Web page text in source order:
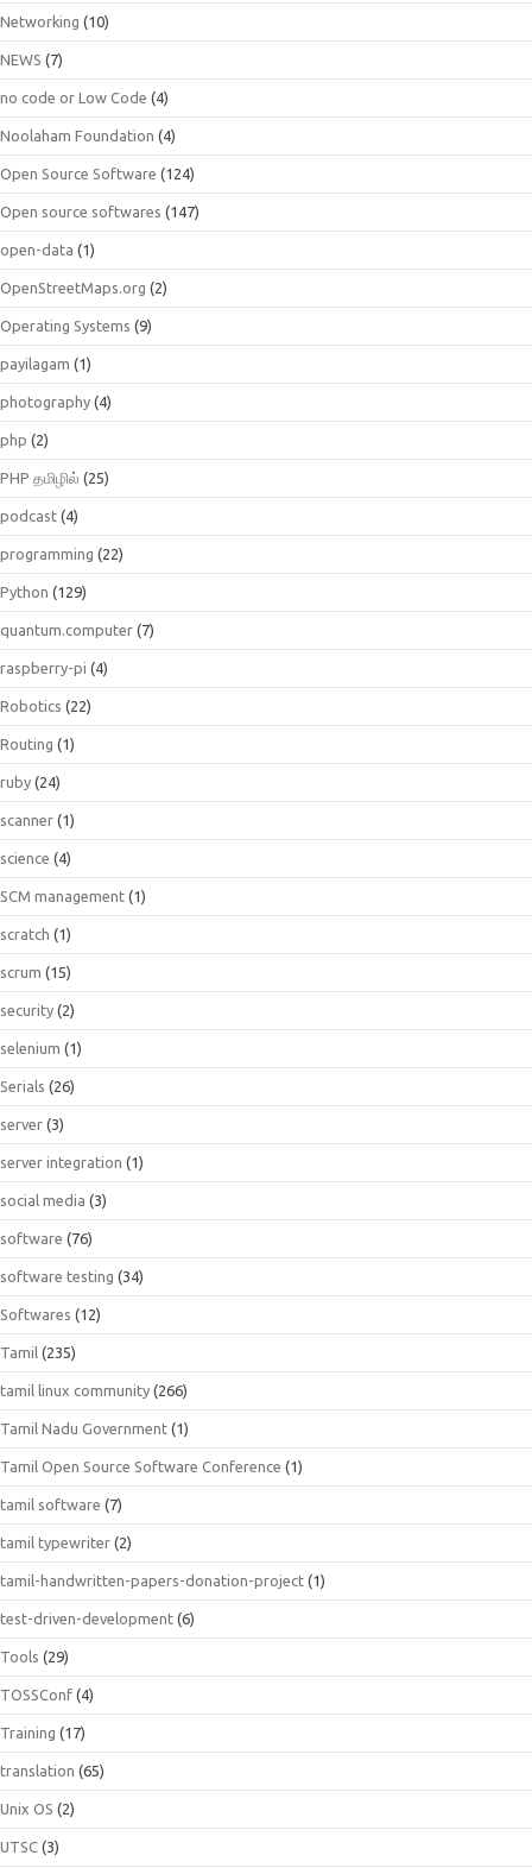
Networking (10)
NEWS (7)
no code or Low Code (4)
Noolaham Foundation (4)
Open Source Software (124)
Open source softwares (147)
open-data (1)
OpenStreetMaps.org (2)
Operating Systems (9)
payilagam (1)
photography (4)
php (2)
PHP தமிழில் (25)
podcast (4)
programming (22)
Python (129)
quantum.computer (7)
raspberry-pi (4)
Robotics (22)
Routing (1)
ruby (24)
scanner (1)
science (4)
SCM management (1)
scratch (1)
scrum (15)
security (2)
selenium (1)
Serials (26)
server (3)
server integration (1)
social media (3)
software (76)
software testing (34)
Softwares (12)
Tamil (235)
tamil linux community (266)
Tamil Nadu Government (1)
Tamil Open Source Software Conference (1)
tamil software (7)
tamil typewriter (2)
tamil-handwritten-papers-donation-project (1)
test-driven-development (6)
Tools (29)
TOSSConf (4)
Training (17)
translation (65)
Unix OS (2)
UTSC (3)